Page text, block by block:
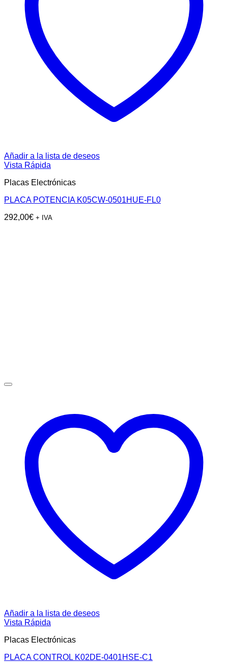
Añadir a la lista de deseos
Vista Rápida
Placas Electrónicas
PLACA POTENCIA K05CW-0501HUE-FL0
292,00€ + IVA
Añadir a la lista de deseos
Vista Rápida
Placas Electrónicas
PLACA CONTROL K02DE-0401HSE-C1